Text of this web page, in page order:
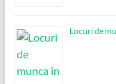
Locuri de